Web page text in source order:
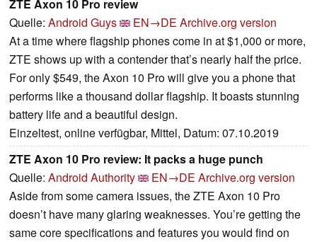
ZTE Axon 10 Pro review
Quelle: Android Guys EN→DE Archive.org version
At a time where flagship phones come in at $1,000 or more,
ZTE shows up with a contender that’s nearly half the price.
For only $549, the Axon 10 Pro will give you a phone that
performs like a thousand dollar flagship. It boasts stunning
battery life and a beautiful design.
Einzeltest, online verfügbar, Mittel, Datum: 07.10.2019
ZTE Axon 10 Pro review: It packs a huge punch
Quelle: Android Authority EN→DE Archive.org version
Aside from some camera issues, the ZTE Axon 10 Pro
doesn’t have many glaring weaknesses. You’re getting the
same core specifications and features you would find on